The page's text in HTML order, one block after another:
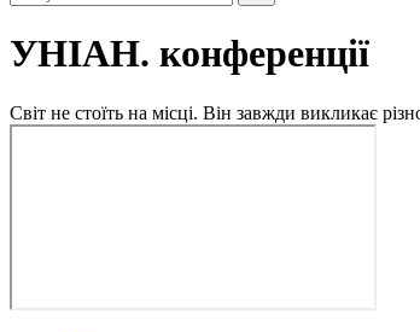
УНІАН. конференції
Світ не стоїть на місці. Він завжди викликає